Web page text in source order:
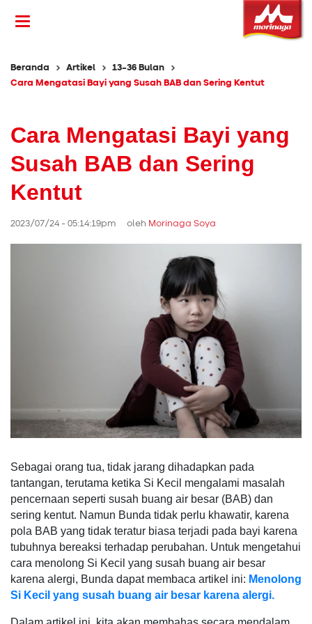
Beranda Artikel
13-36 Bulan
Cara Mengatasi Bayi yang Susah BAB dan Sering Kentut
Cara Mengatasi Bayi yang
Susah BAB dan Sering
Kentut
2023/07/24 - 05:14:19pm oleh Morinaga Soya
Sebagai orang tua, tidak jarang dihadapkan pada
tantangan, terutama ketika Si Kecil mengalami masalah
pencernaan seperti susah buang air besar (BAB) dan
sering kentut. Namun Bunda tidak perlu khawatir, karena
pola BAB yang tidak teratur biasa terjadi pada bayi karena
tubuhnya bereaksi terhadap perubahan. Untuk mengetahui
cara menolong Si Kecil yang susah buang air besar
karena alergi, Bunda dapat membaca artikel ini: Menolong
Si Kecil yang susah buang air besar karena alergi.